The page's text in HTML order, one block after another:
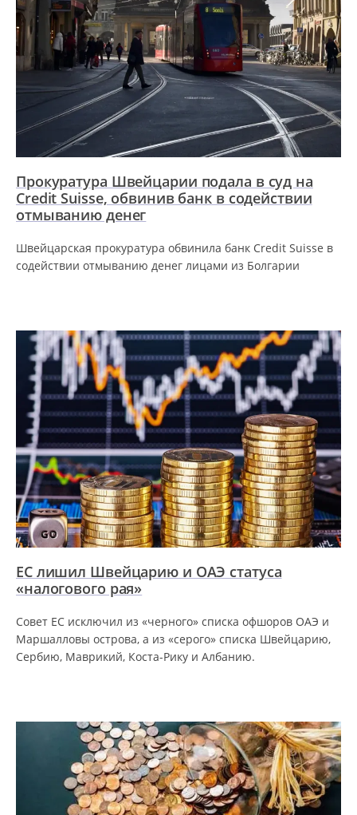
Прокуратура Швейцарии подала в суд на
Credit Suisse, обвинив банк в содействии
отмыванию денег
Швейцарская прокуратура обвинила банк Credit Suisse в
содействии отмыванию денег лицами из Болгарии
ЕС лишил Швейцарию и ОАЭ статуса
«налогового рая»
Совет ЕС исключил из «черного» списка офшоров ОАЭ и
Маршалловы острова, а из «серого» списка Швейцарию,
Сербию, Маврикий, Коста-Рику и Албанию.